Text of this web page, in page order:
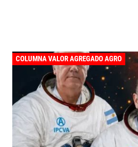
COLUMNA VALOR AGREGADO AGRO